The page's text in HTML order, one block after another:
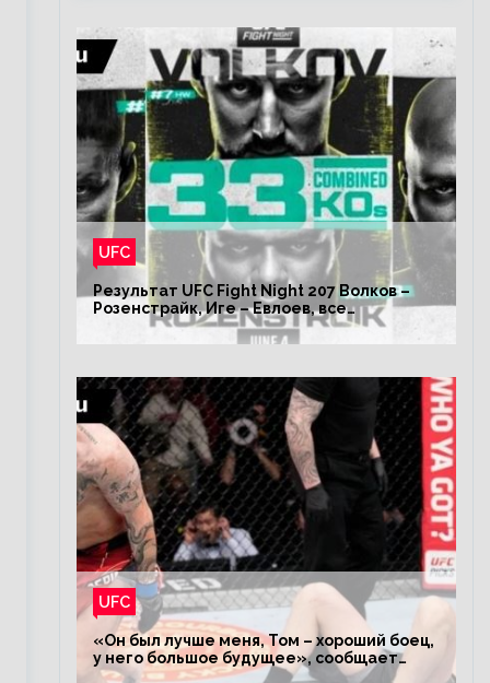
UFC
Результат UFC Fight Night 207 Волков –
Розенстрайк, Иге – Евлоев, все
результаты турнира ЮФС ФН 207
UFC
«Он был лучше меня, Том – хороший боец,
у него большое будущее», сообщает
Волков – о поражении Аспиналлу